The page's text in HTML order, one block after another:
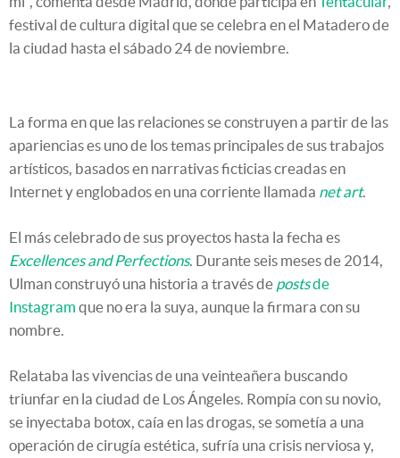
festival de cultura digital que se celebra en el Matadero de
la ciudad hasta el sábado 24 de noviembre.
La forma en que las relaciones se construyen a partir de las
apariencias es uno de los temas principales de sus trabajos
artísticos, basados en narrativas ficticias creadas en
Internet y englobados en una corriente llamada net art.
El más celebrado de sus proyectos hasta la fecha es
Excellences and Perfections. Durante seis meses de 2014,
Ulman construyó una historia a través de postsde
Instagram que no era la suya, aunque la firmara con su
nombre.
Relataba las vivencias de una veinteañera buscando
triunfar en la ciudad de Los Ángeles. Rompía con su novio,
se inyectaba botox, caía en las drogas, se sometía a una
operación de cirugía estética, sufría una crisis nerviosa y,